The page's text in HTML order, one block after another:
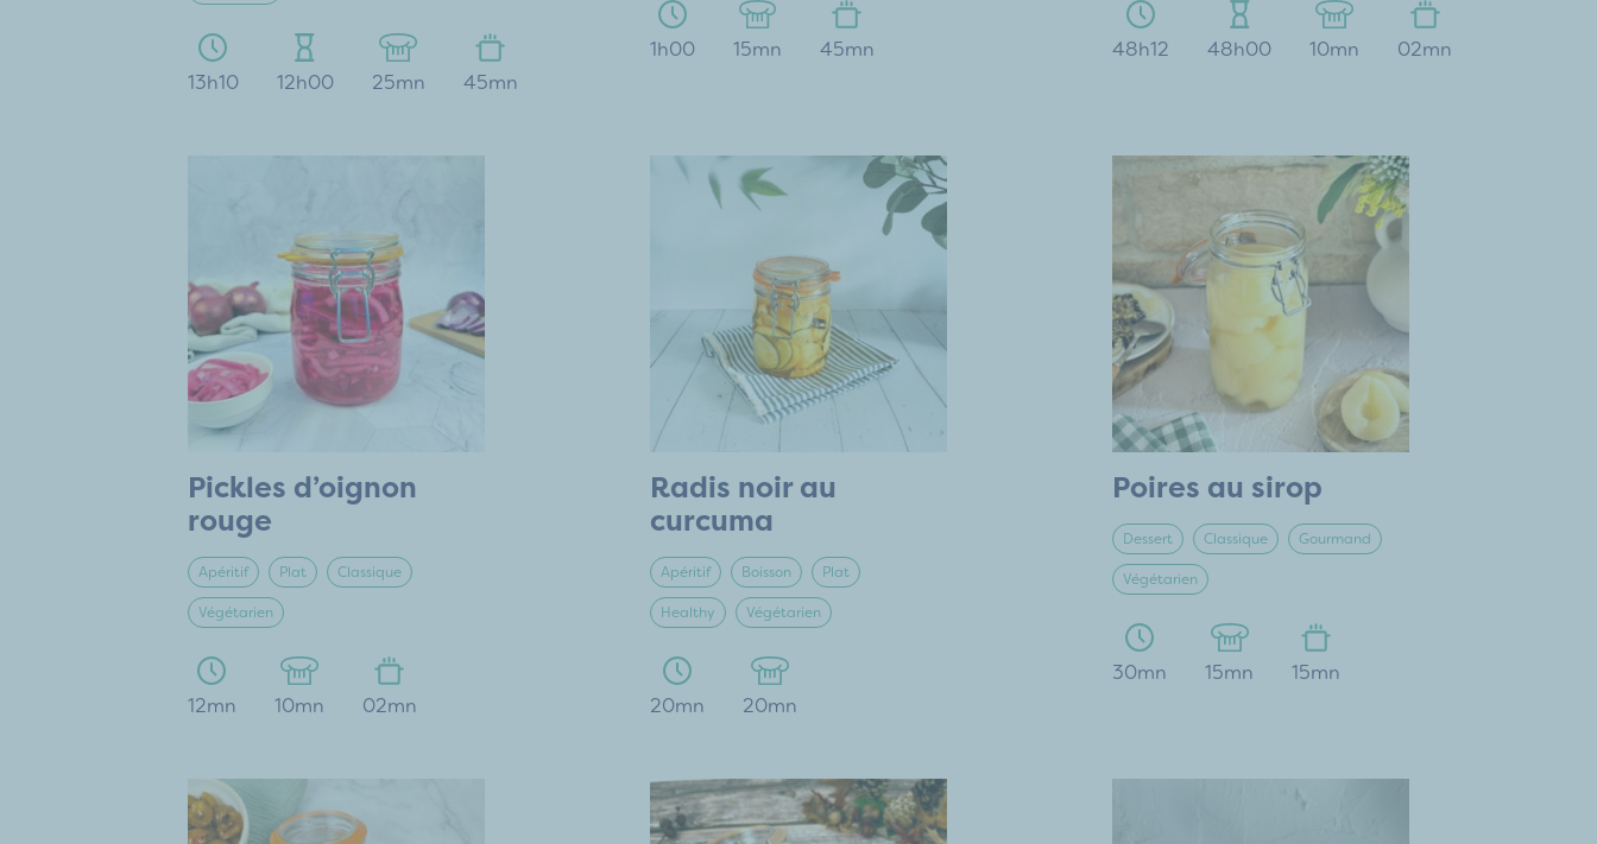
13h10 12h00 25mn 45mn
1h00 15mn 45mn 48h12 48h00 10mn 02mn
Pickles d’oignon
rouge
Apéritif Plat Classique
Végétarien
12mn 10mn 02mn
Radis noir au
curcuma
Apéritif Boisson Plat
Healthy Végétarien
20mn 20mn
Poires au sirop
Dessert Classique Gourmand
Végétarien
30mn 15mn 15mn